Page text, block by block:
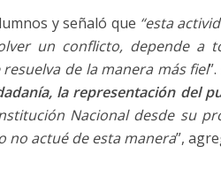
y señaló que “esta
un conflicto, depende a
de la manera más fiel
la representación del
Nacional desde su
no actué de esta manera”,